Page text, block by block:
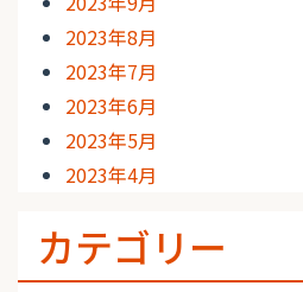
2023年8月
2023年7月
2023年6月
2023年5月
2023年4月
カテゴリー